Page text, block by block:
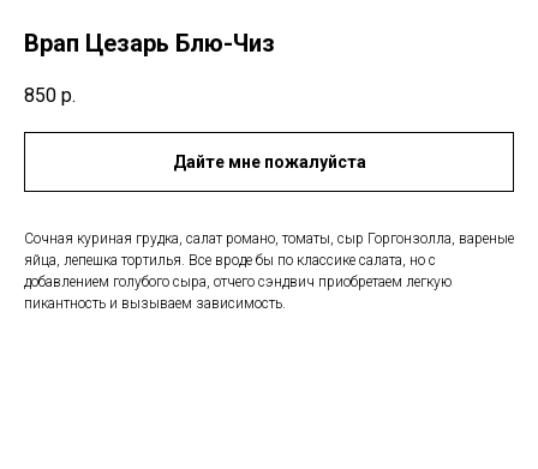
Врап Цезарь Блю-Чиз
850 р.
Дайте мне пожалуйста
Сочная куриная грудка, салат романо, томаты, сыр Горгонзолла, вареные
яйца, лепешка тортилья. Все вроде бы по классике салата, но с
добавлением голубого сыра, отчего сэндвич приобретаем легкую
пикантность и вызываем зависимость.